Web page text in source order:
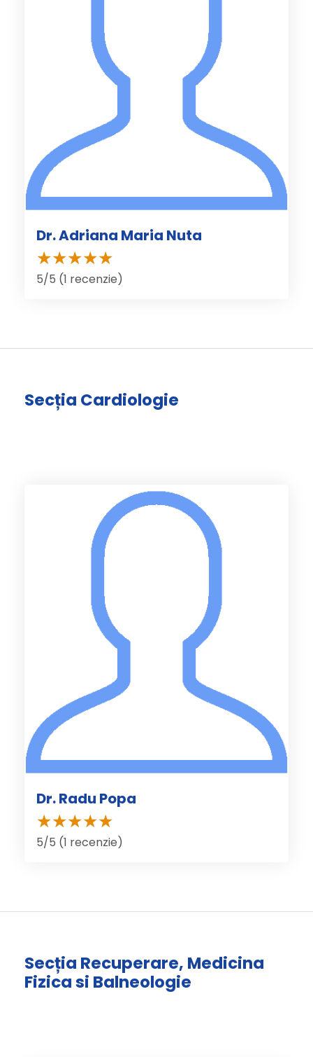
Dr. Adriana Maria Nuta
5/5 (1 recenzie)
Secția Cardiologie
Dr. Radu Popa
5/5 (1 recenzie)
Secția Recuperare, Medicina
Fizica si Balneologie